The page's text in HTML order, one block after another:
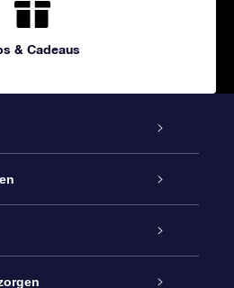
& Cadeaus